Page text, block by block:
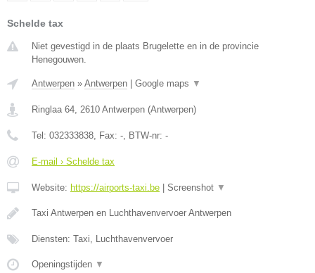
Schelde tax
Niet gevestigd in de plaats Brugelette en in de provincie
Henegouwen.
Antwerpen » Antwerpen Google maps ▼
Ringlaa 64, 2610 Antwerpen (Antwerpen)
Tel: 032333838, Fax: -, BTW-nr: -
E-mail › Schelde tax
Website: https://airports-taxi.be Screenshot ▼
Taxi Antwerpen en Luchthavenvervoer Antwerpen
Diensten: Taxi, Luchthavenvervoer
Openingstijden ▼